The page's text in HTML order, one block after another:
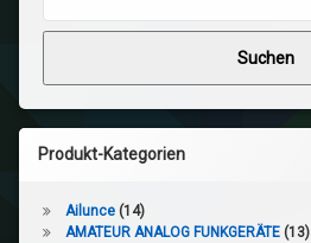
Suchen
Produkt-Kategorien
Ailunce (14)
AMATEUR ANALOG FUNKGERÄTE (13)